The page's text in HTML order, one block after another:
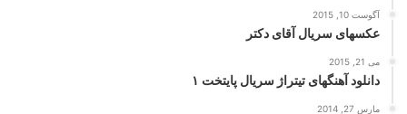
آگوست 10, 2015
عکسهای سریال آقای دکتر
می 21, 2015
دانلود آهنگهای تیتراژ سریال پایتخت ۱
مارس 27, 2014